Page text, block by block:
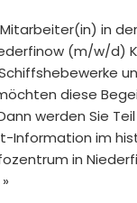
in
(m/w/d)
diese
werden Sie
Information im
in